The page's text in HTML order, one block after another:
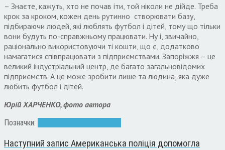
– Знаєте, кажуть, хто не почав іти, той ніколи не дійде. Треба
крок за кроком, кожен день рутинно створювати базу,
підбираючи людей, які люблять футбол і дітей, тому що тільки
вони будуть по-справжньому працювати. Ну і, звичайно,
раціонально використовуючи ті кошти, що є, додатково
намагатися співпрацювати з підприємствами. Запоріжжя – це
великий індустріальний центр, де багато загальновідомих
підприємств. А це може зробити лише та людина, яка дуже
любить футбол і дітей.
Юрій ХАРЧЕНКО, фото автора
Позначки:
Наступний запис Американська поліція допомогла